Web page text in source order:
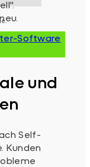
Software
und
Self-
Kunden